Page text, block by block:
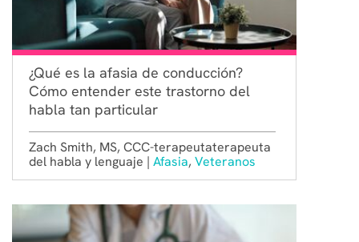
¿Qué es la afasia de conducción?
Cómo entender este trastorno del
habla tan particular
Zach Smith, MS, CCC-terapeutaterapeuta
del habla y lenguaje | Afasia, Veteranos